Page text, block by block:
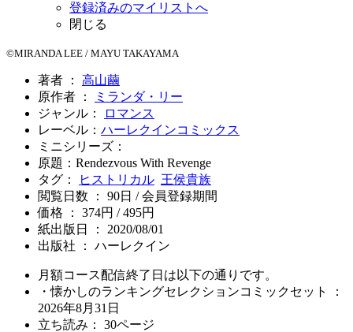
登録済みのマイリストへ
閉じる
©MIRANDA LEE / MAYU TAKAYAMA
著者 ： 高山繭
原作者 ：
ミランダ・リー
ジャンル：
ロマンス
レーベル： ハーレクインコミックス
ミニシリーズ：
原題：Rendezvous With Revenge
タグ：
ヒストリカル 王侯貴族
閲覧日数 ： 90日 / 会員登録期間
価格 ： 374円 / 495円
紙出版日 ： 2020/08/01
出版社 ： ハーレクイン
月額コース配信終了日は以下の通りです。
・懐かしのランキングセレクションコミックセット ：
2026年8月31日
立ち読み： 30ページ